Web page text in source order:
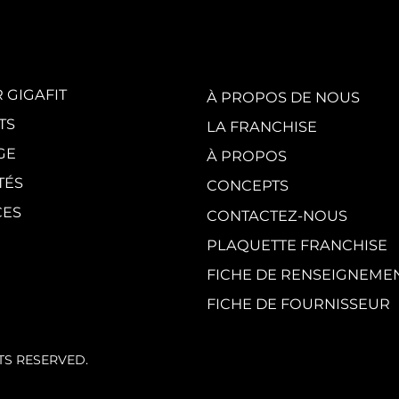
GIGAFIT
À PROPOS DE NOUS
LA FRANCHISE
À PROPOS
CONCEPTS
CONTACTEZ-NOUS
PLAQUETTE FRANCHISE
FICHE DE
FICHE DE FOURNISSEUR
RESERVED.